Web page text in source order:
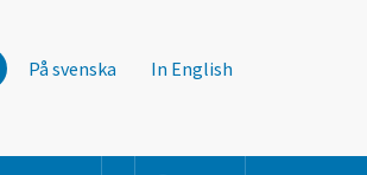
På svenska In English